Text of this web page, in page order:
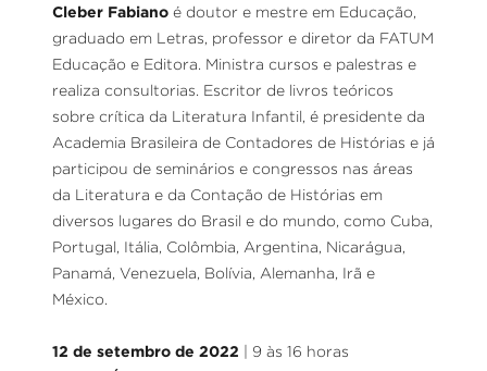
Cleber Fabiano é doutor e mestre em Educação,
graduado em Letras, professor e diretor da FATUM
Educação e Editora. Ministra cursos e palestras e
realiza consultorias. Escritor de livros teóricos
sobre crítica da Literatura Infantil, é presidente da
Academia Brasileira de Contadores de Histórias e já
participou de seminários e congressos nas áreas
da Literatura e da Contação de Histórias em
diversos lugares do Brasil e do mundo, como Cuba,
Portugal, Itália, Colômbia, Argentina, Nicarágua,
Panamá, Venezuela, Bolívia, Alemanha, Irã e
México.
12 de setembro de 2022
| 9 às 16 horas